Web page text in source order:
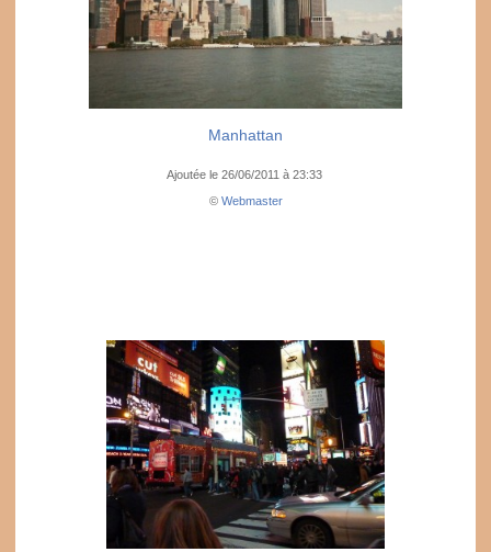
Manhattan
Ajoutée le 26/06/2011 à 23:33
© Webmaster